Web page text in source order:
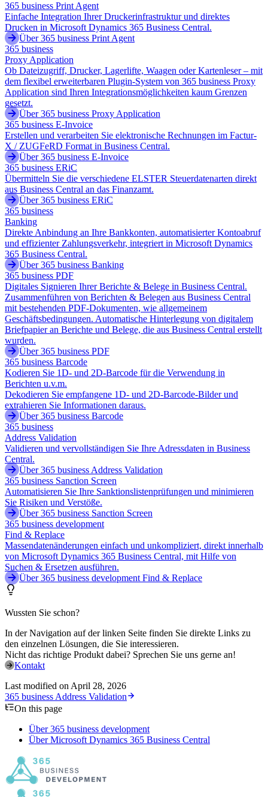
365 business Print Agent
Einfache Integration Ihrer Druckerinfrastruktur und direktes
Drucken in Microsoft Dynamics 365 Business Central.
Über 365 business Print Agent
365 business
Proxy Application
Ob Dateizugriff, Drucker, Lagerlifte, Waagen oder Kartenleser – mit
dem flexibel erweiterbaren Plugin-System von 365 business Proxy
Application sind Ihren Integrationsmöglichkeiten kaum Grenzen
gesetzt.
Über 365 business Proxy Application
365 business E-Invoice
Erstellen und verarbeiten Sie elektronische Rechnungen im Factur-
X / ZUGFeRD Format in Business Central.
Über 365 business E-Invoice
365 business ERiC
Übermitteln Sie die verschiedene ELSTER Steuerdatenarten direkt
aus Business Central an das Finanzamt.
Über 365 business ERiC
365 business
Banking
Direkte Anbindung an Ihre Bankkonten, automatisierter Kontoabruf
und effizienter Zahlungsverkehr, integriert in Microsoft Dynamics
365 Business Central.
Über 365 business Banking
365 business PDF
Digitales Signieren Ihrer Berichte & Belege in Business Central.
Zusammenführen von Berichten & Belegen aus Business Central
mit bestehenden PDF-Dokumenten, wie allgemeinem
Geschäftsbedingungen. Automatische Hinterlegung von digitalem
Briefpapier an Berichte und Belege, die aus Business Central erstellt
wurden.
Über 365 business PDF
365 business Barcode
Kodieren Sie 1D- und 2D-Barcode für die Verwendung in
Berichten u.v.m.
Dekodieren Sie empfangene 1D- und 2D-Barcode-Bilder und
extrahieren Sie Informationen daraus.
Über 365 business Barcode
365 business
Address Validation
Validieren und vervollständigen Sie Ihre Adressdaten in Business
Central.
Über 365 business Address Validation
365 business Sanction Screen
Automatisieren Sie Ihre Sanktionslistenprüfungen und minimieren
Sie Risiken und Verstöße.
Über 365 business Sanction Screen
365 business development
Find & Replace
Massendatenänderungen einfach und unkompliziert, direkt innerhalb
von Microsoft Dynamics 365 Business Central, mit Hilfe von
Suchen & Ersetzen ausführen.
Über 365 business development Find & Replace
Wussten Sie schon?
In der Navigation auf der linken Seite finden Sie direkte Links zu
den einzelnen Lösungen, die Sie interessieren.
Nicht das richtige Produkt dabei? Sprechen Sie uns gerne an!
Kontakt
Last modified on April 28, 2026
365 business Address Validation
On this page
Über 365 business development
Über Microsoft Dynamics 365 Business Central